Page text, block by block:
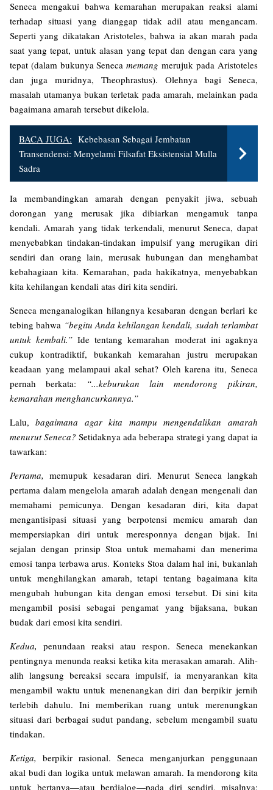
Seneca mengakui bahwa kemarahan merupakan reaksi alami
terhadap situasi yang dianggap tidak adil atau mengancam.
Seperti yang dikatakan Aristoteles, bahwa ia akan marah pada
saat yang tepat, untuk alasan yang tepat dan dengan cara yang
tepat (dalam bukunya Senecamemang merujuk pada Aristoteles
dan juga muridnya, Theophrastus). Olehnya bagi Seneca,
masalah utamanya bukan terletak pada amarah, melainkan pada
bagaimana amarah tersebut dikelola.
BACA JUGA: Kebebasan Sebagai Jembatan
Transendensi: Menyelami Filsafat Eksistensial Mulla
Sadra
Ia membandingkan amarah dengan penyakit jiwa, sebuah
dorongan yang merusak jika dibiarkan mengamuk tanpa
kendali. Amarah yang tidak terkendali, menurut Seneca, dapat
menyebabkan tindakan-tindakan impulsif yang merugikan diri
sendiri dan orang lain, merusak hubungan dan menghambat
kebahagiaan kita. Kemarahan, pada hakikatnya, menyebabkan
kita kehilangan kendali atas diri kita sendiri.
Seneca menganalogikan hilangnya kesabaran dengan berlari ke
tebing bahwa “begitu Anda kehilangan kendali, sudah terlambat
untuk kembali.”Ide tentang kemarahan moderat ini agaknya
cukup kontradiktif, bukankah kemarahan justru merupakan
keadaan yang melampaui akal sehat? Oleh karena itu, Seneca
pernah berkata:
“...keburukan lain mendorong pikiran,
kemarahan menghancurkannya.”
Lalu,bagaimana agar kita mampu mengendalikan amarah
menurut Seneca? Setidaknya ada beberapa strategi yang dapat ia
tawarkan:
Pertama, memupuk kesadaran diri. Menurut Seneca langkah
pertama dalam mengelola amarah adalah dengan mengenali dan
memahami pemicunya. Dengan kesadaran diri, kita dapat
mengantisipasi situasi yang berpotensi memicu amarah dan
mempersiapkan diri untuk meresponnya dengan bijak. Ini
sejalan dengan prinsip Stoa untuk memahami dan menerima
emosi tanpa terbawa arus. Konteks Stoa dalam hal ini, bukanlah
untuk menghilangkan amarah, tetapi tentang bagaimana kita
mengubah hubungan kita dengan emosi tersebut. Di sini kita
mengambil posisi sebagai pengamat yang bijaksana, bukan
budak dari emosi kita sendiri.
Kedua, penundaan reaksi atau respon. Seneca menekankan
pentingnya menunda reaksi ketika kita merasakan amarah. Alih-
alih langsung bereaksi secara impulsif, ia menyarankan kita
mengambil waktu untuk menenangkan diri dan berpikir jernih
terlebih dahulu. Ini memberikan ruang untuk merenungkan
situasi dari berbagai sudut pandang, sebelum mengambil suatu
tindakan.
Ketiga, berpikir rasional. Seneca menganjurkan penggunaan
akal budi dan logika untuk melawan amarah. Ia mendorong kita
untuk bertanya—atau berdialog—pada diri sendiri, misalnya: